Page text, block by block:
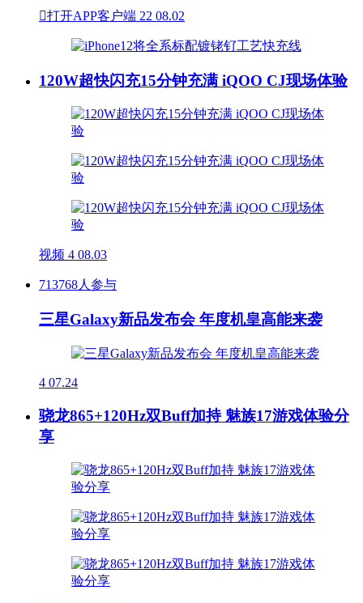
打开APP客户端 22 08.02
120W超快闪充15分钟充满 iQOO CJ现场体验
视频 4 08.03
713768人参与
三星Galaxy新品发布会 年度机皇高能来袭
4 07.24
骁龙865+120Hz双Buff加持 魅族17游戏体验分
享